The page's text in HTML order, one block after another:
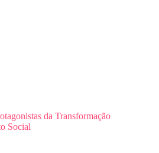
da Transformação
Social